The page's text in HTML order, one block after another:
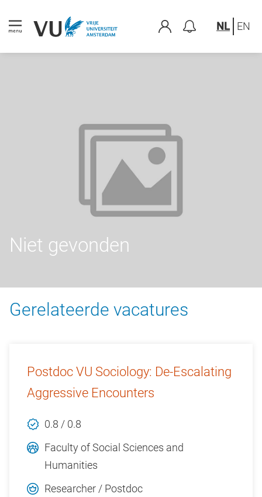
NL EN
Niet gevonden
Gerelateerde vacatures
Postdoc VU Sociology: De-Escalating
Aggressive Encounters
0.8 / 0.8
Faculty of Social Sciences and
Humanities
Researcher / Postdoc